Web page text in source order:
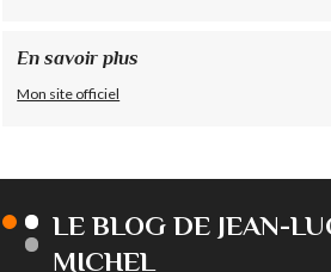
En savoir plus
Mon site officiel
LE BLOG DE JEAN-
MICHEL